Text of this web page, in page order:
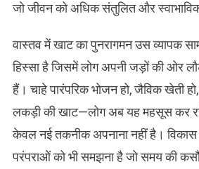
जो जीवन को अधिक संतुलित और
वास्तव में खाट का पुनरागमन उस व्यापक
हिस्सा है जिसमें लोग अपनी जड़ों की ओर
हैं। चाहे पारंपरिक भोजन हो, जैविक खेती हो,
लकड़ी की खाट—लोग अब यह महसूस कर
केवल नई तकनीक अपनाना नहीं है। विकास
परंपराओं को भी समझना है जो समय की